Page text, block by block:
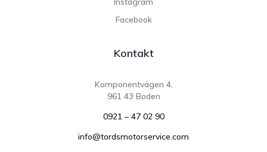
Facebook
Kontakt
Komponentvägen 4,
961 43 Boden
0921 – 47 02 90
info@tordsmotorservice.com